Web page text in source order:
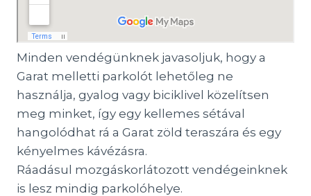
Minden vendégünknek javasoljuk, hogy a
Garat melletti parkolót lehetőleg ne
használja, gyalog vagy biciklivel közelítsen
meg minket, így egy kellemes sétával
hangolódhat rá a Garat zöld teraszára és egy
kényelmes kávézásra.
Ráadásul mozgáskorlátozott vendégeinknek
is lesz mindig parkolóhelye.